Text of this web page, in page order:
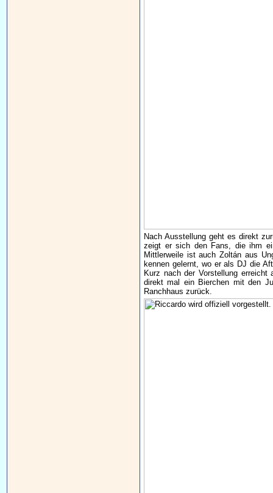
Nach Ausstellung geht es direkt
zeigt er sich den Fans, die ihm
Mittlerweile ist auch Zoltán aus
kennen gelernt, wo er als DJ die
Kurz nach der Vorstellung
direkt mal ein Bierchen mit den
Ranchhaus zurück.